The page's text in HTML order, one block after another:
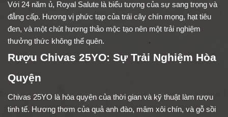
Với 24 năm ủ, Royal Salute là biểu tượng của sự sang trọng và
đẳng cấp. Hương vị phức tạp của trái cây chín mọng, hạt tiêu
đen, và một chút hương thảo mộc tạo nên một trải nghiệm
thưởng thức không thể quên.
Rượu Chivas 25YO: Sự Trải Nghiệm Hòa
Quyện
Chivas 25YO là hòa quyện của thời gian và kỹ thuật làm rượu
tinh tế. Hương thơm của quả anh đào, mâm xôi chín, và gỗ sồi